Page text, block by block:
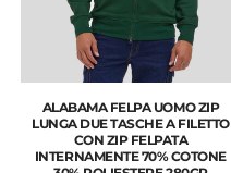
ALABAMA FELPA UOMO ZIP
LUNGA DUE TASCHE A FILETTO
CON ZIP FELPATA
INTERNAMENTE 70% COTONE